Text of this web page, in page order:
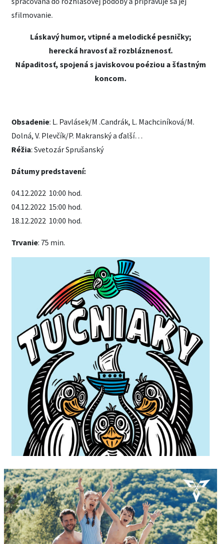
sfilmovanie.
Láskavý humor, vtipné a melodické pesničky;
herecká hravosť až rozbláznenosť.
Nápaditosť, spojená s javiskovou poéziou a šťastným
koncom.
Obsadenie: L. Pavlásek/M .Candrák, L. Machciníková/M.
Dolná, V. Plevčík/P. Makranský a ďalší…
Réžia: Svetozár Sprušanský
Dátumy predstavení:
04.12.2022 10:00 hod.
04.12.2022 15:00 hod.
18.12.2022 10:00 hod.
Trvanie: 75 min.